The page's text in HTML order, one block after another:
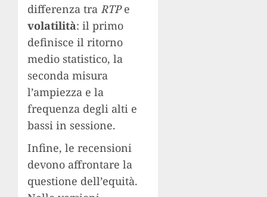
differenza tra RTPe
volatilità: il primo
definisce il ritorno
medio statistico, la
seconda misura
l’ampiezza e la
frequenza degli alti e
bassi in sessione.
Infine, le recensioni
devono affrontare la
questione dell’equità.